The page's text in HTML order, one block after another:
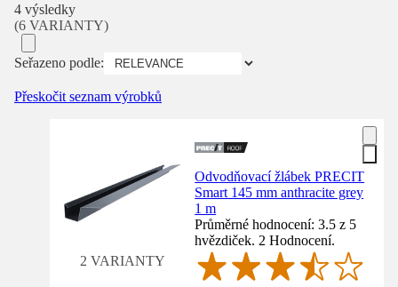
4 výsledky
(6 VARIANTY)
Seřazeno podle:
Přeskočit seznam výrobků
2 VARIANTY
Odvodňovací žlábek PRECIT
Smart 145 mm anthracite grey
1 m
Průměrné hodnocení: 3.5 z 5
hvězdiček. 2 Hodnocení.